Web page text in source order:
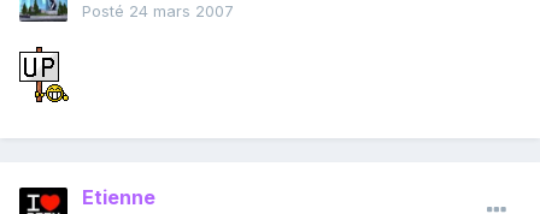
Posté 24 mars 2007
Etienne